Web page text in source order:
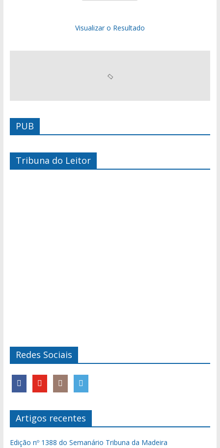
Visualizar o Resultado
PUB
Tribuna do Leitor
Redes Sociais
Artigos recentes
Edição nº 1388 do Semanário Tribuna da Madeira